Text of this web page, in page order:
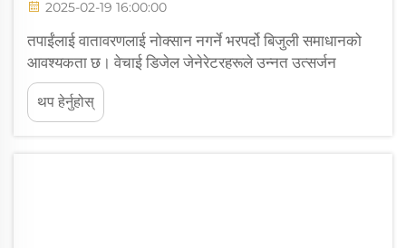
2025-02-19 16:00:00
तपाईंलाई वातावरणलाई नोक्सान नगर्ने भरपर्दो बिजुली समाधानको
आवश्यकता छ। वेचाई डिजेल जेनेरेटरहरूले उन्नत उत्सर्जन
नियन्त्रण प्रविधिका साथ पर्यावरणका अनुकूल प्रदर्शन प्रदान
गर्दछन्। यी जेनेरेटरहरूले चीन VI र यूरो VI जस्ता कडा
मापदण्डहरूलाई पूरा गर्दछन्। यसको h...
थप हेर्नुहोस्